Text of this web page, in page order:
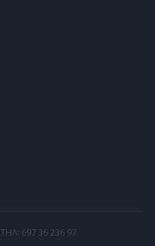
697 36 236 97